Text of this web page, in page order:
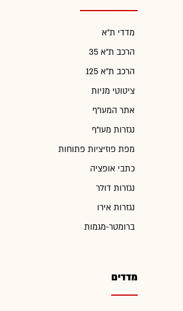
מדדי ת"א
הרכב ת"א 35
הרכב ת"א 125
ציטוטי מניות
אתר המעו"ף
נגזרות מעו"ף
מפת פוזיציות פתוחות
כתבי אופציה
נגזרות דולר
נגזרות אירו
ברומטר-מגמות
מדדים